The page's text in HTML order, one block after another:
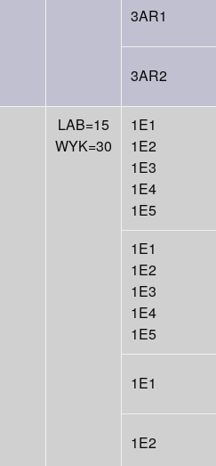
3AR1
3AR2
LAB=15
WYK=30
1E1
1E2
1E3
1E4
1E5
1E1
1E2
1E3
1E4
1E5
1E1
1E2